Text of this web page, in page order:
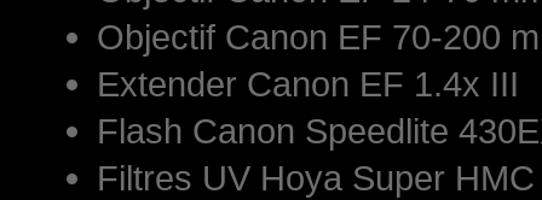
Objectif Canon EF 70-200
Extender Canon EF 1.4x III
Flash Canon Speedlite
Filtres UV Hoya Super